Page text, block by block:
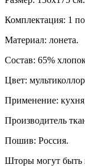
Комплектация: 1
Материал: лонета.
Состав: 65%
Цвет:
Применение:
Производитель
Пошив: Россия.
Шторы могут